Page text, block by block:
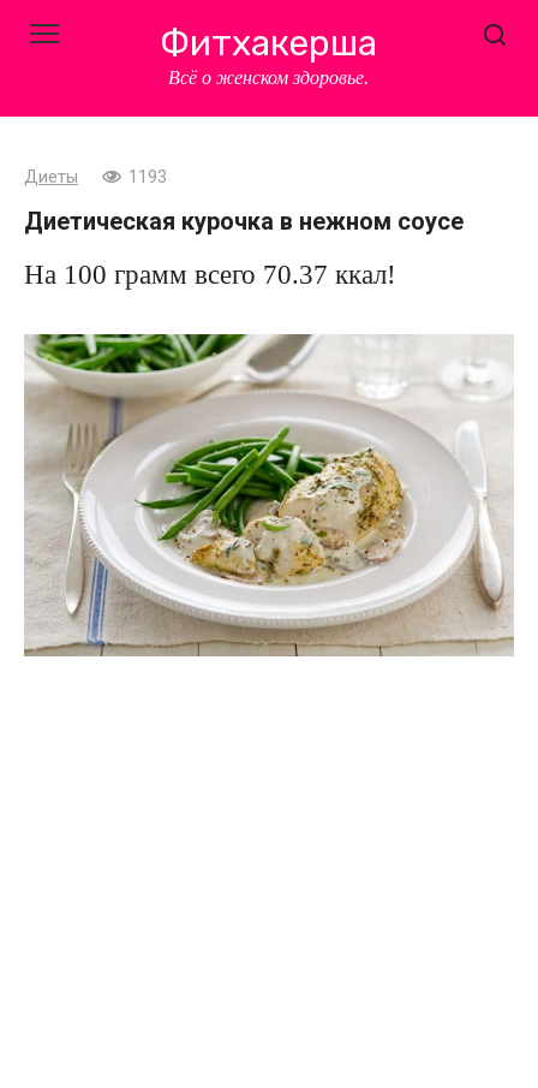
Фитхакерша
Всё о женском здоровье.
Диеты 1193
Диетическая курочка в нежном соусе
На 100 грамм всего 70.37 ккал!